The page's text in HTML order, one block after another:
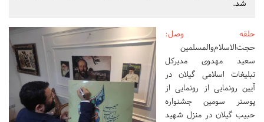
شد.
حلقه وصل:
حجت‌الاسلام‌والمسلمین
سعید مهدوی مدیرکل
تبلیغات اسلامی گیلان در
آیین رونمایی از رونمایی از
پوستر سومین جشنواره
حبیب گیلان در منزل شهید